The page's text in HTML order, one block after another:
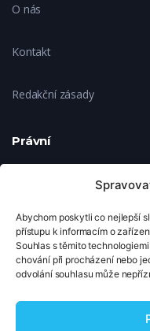
Abychom poskytli co nejlepší
přístupu k informacím o
Souhlas s těmito
chování při procházení nebo
odvolání souhlasu může
O nás
Kontakt
Redakční zásady
Právní
Ochrana soukromí
Zásady cookies
Nastavení cookies
© 2026 TipNaFilm.cz. Všechna